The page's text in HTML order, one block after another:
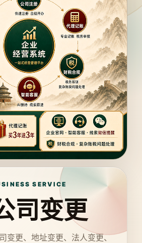
SERVICE
司变更
变更、地址变更、法人变更、